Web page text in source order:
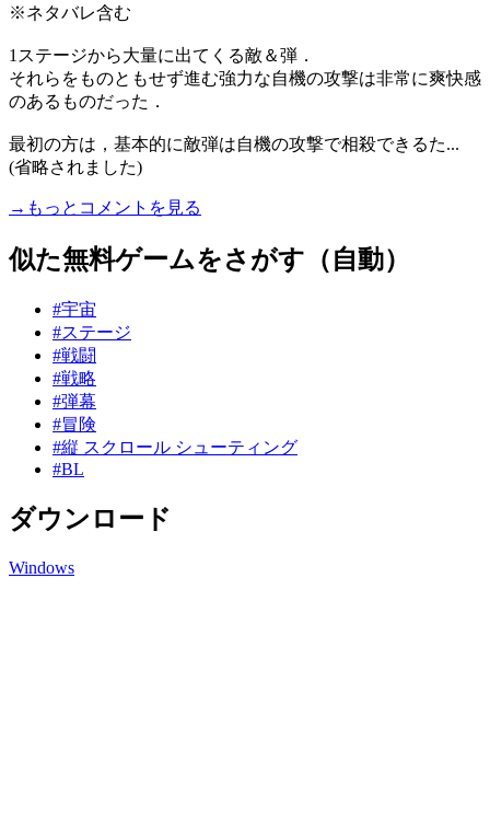
※ネタバレ含む
1ステージから大量に出てくる敵＆弾．
それらをものともせず進む強力な自機の攻撃は非常に爽快感
のあるものだった．
最初の方は，基本的に敵弾は自機の攻撃で相殺できるた...
(省略されました)
→もっとコメントを見る
似た無料ゲームをさがす（自動）
#宇宙
#ステージ
#戦闘
#戦略
#弾幕
#冒険
#縦 スクロール シューティング
#BL
ダウンロード
Windows